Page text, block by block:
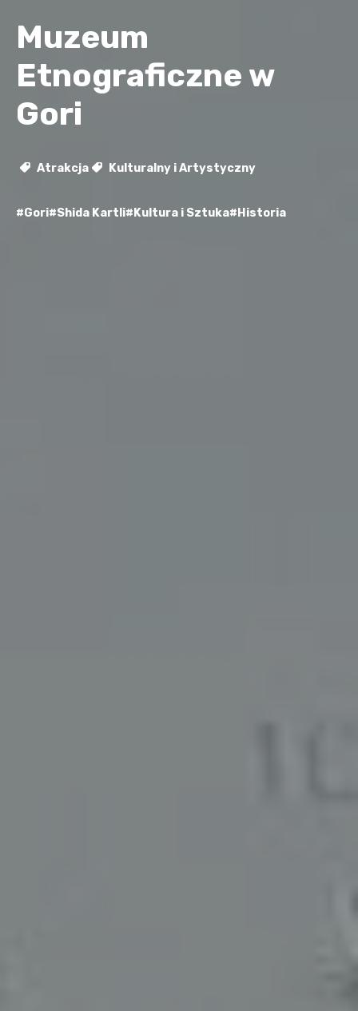
Muzeum
Etnograficzne w
Gori
Atrakcja Kulturalny i Artystyczny
#Gori#Shida Kartli#Kultura i Sztuka#Historia